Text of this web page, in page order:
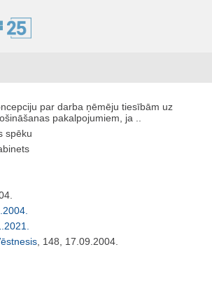
par darba ņēmēju tiesībām uz
pakalpojumiem, ja ..
spēku
, 148, 17.09.2004.